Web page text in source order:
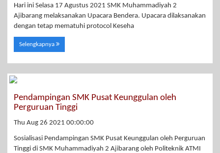
Hari ini Selasa 17 Agustus 2021 SMK Muhammadiyah 2
Ajibarang melaksanakan Upacara Bendera. Upacara dilaksanakan
dengan tetap mematuhi protocol Keseha
Selengkapnya
Pendampingan SMK Pusat Keunggulan oleh
Perguruan Tinggi
Thu Aug 26 2021 00:00:00
Sosialisasi Pendampingan SMK Pusat Keunggulan oleh Perguruan
Tinggi di SMK Muhammadiyah 2 Ajibarang oleh Politeknik ATMI